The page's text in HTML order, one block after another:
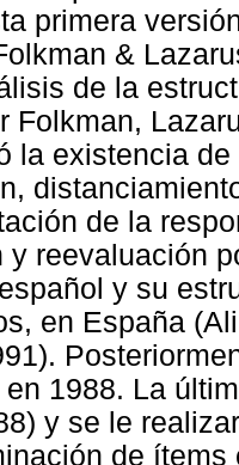
primera
&
de la
Folkman,
la existencia
de la
y reevaluación
y su
en España
1988. La
y se le
de